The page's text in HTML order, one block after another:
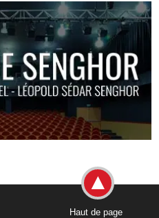
Haut de page